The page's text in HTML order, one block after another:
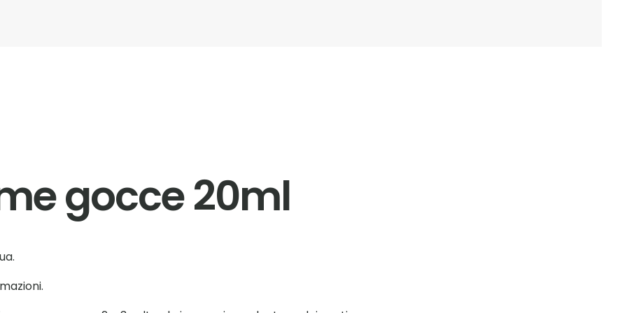
gocce 20ml